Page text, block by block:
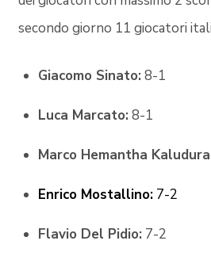
secondo giorno 11 giocatori
Giacomo Sinato:8-1
Luca Marcato:8-1
Marco Hemantha
Enrico Mostallino: 7-2
Flavio Del Pidio: 7-2